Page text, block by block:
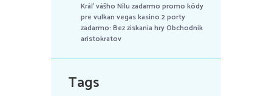
Kráľ vášho Nílu zadarmo promo kódy
pre vulkan vegas kasíno 2 porty
zadarmo: Bez získania hry Obchodník
aristokratov
Tags